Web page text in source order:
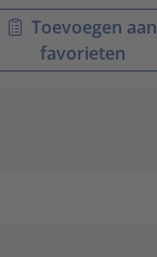
Toevoegen aan
favorieten